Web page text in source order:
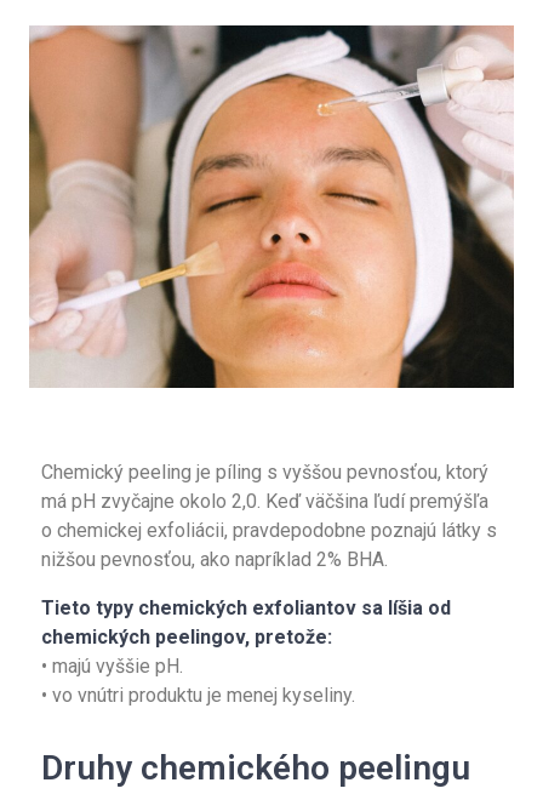
Chemický peeling je píling s vyššou pevnosťou, ktorý
má pH zvyčajne okolo 2,0. Keď väčšina ľudí premýšľa
o chemickej exfoliácii, pravdepodobne poznajú látky s
nižšou pevnosťou, ako napríklad 2% BHA.
Tieto typy chemických exfoliantov sa líšia od
chemických peelingov, pretože:
• majú vyššie pH.
• vo vnútri produktu je menej kyseliny.
Druhy chemického peelingu